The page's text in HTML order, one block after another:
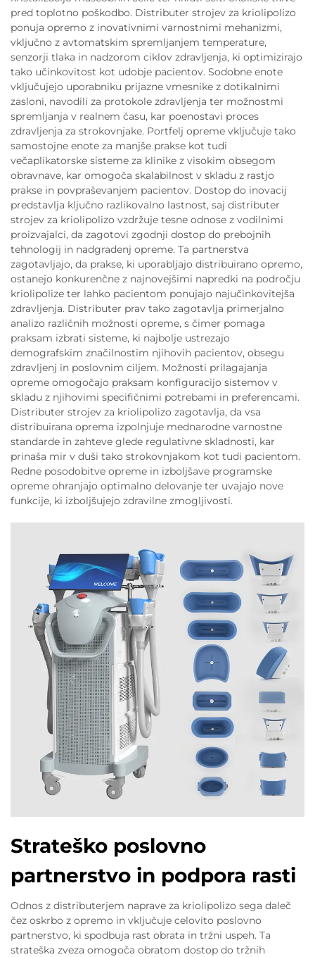
pred toplotno poškodbo. Distributer strojev za kriolipolizo
ponuja opremo z inovativnimi varnostnimi mehanizmi,
vključno z avtomatskim spremljanjem temperature,
senzorji tlaka in nadzorom ciklov zdravljenja, ki optimizirajo
tako učinkovitost kot udobje pacientov. Sodobne enote
vključujejo uporabniku prijazne vmesnike z dotikalnimi
zasloni, navodili za protokole zdravljenja ter možnostmi
spremljanja v realnem času, kar poenostavi proces
zdravljenja za strokovnjake. Portfelj opreme vključuje tako
samostojne enote za manjše prakse kot tudi
večaplikatorske sisteme za klinike z visokim obsegom
obravnave, kar omogoča skalabilnost v skladu z rastjo
prakse in povpraševanjem pacientov. Dostop do inovacij
predstavlja ključno razlikovalno lastnost, saj distributer
strojev za kriolipolizo vzdržuje tesne odnose z vodilnimi
proizvajalci, da zagotovi zgodnji dostop do prebojnih
tehnologij in nadgradenj opreme. Ta partnerstva
zagotavljajo, da prakse, ki uporabljajo distribuirano opremo,
ostanejo konkurenčne z najnovejšimi napredki na področju
kriolipolize ter lahko pacientom ponujajo najučinkovitejša
zdravljenja. Distributer prav tako zagotavlja primerjalno
analizo različnih možnosti opreme, s čimer pomaga
praksam izbrati sisteme, ki najbolje ustrezajo
demografskim značilnostim njihovih pacientov, obsegu
zdravljenj in poslovnim ciljem. Možnosti prilagajanja
opreme omogočajo praksam konfiguracijo sistemov v
skladu z njihovimi specifičnimi potrebami in preferencami.
Distributer strojev za kriolipolizo zagotavlja, da vsa
distribuirana oprema izpolnjuje mednarodne varnostne
standarde in zahteve glede regulativne skladnosti, kar
prinaša mir v duši tako strokovnjakom kot tudi pacientom.
Redne posodobitve opreme in izboljšave programske
opreme ohranjajo optimalno delovanje ter uvajajo nove
funkcije, ki izboljšujejo zdravilne zmogljivosti.
Strateško poslovno
partnerstvo in podpora rasti
Odnos z distributerjem naprave za kriolipolizo sega daleč
čez oskrbo z opremo in vključuje celovito poslovno
partnerstvo, ki spodbuja rast obrata in tržni uspeh. Ta
strateška zveza omogoča obratom dostop do tržnih